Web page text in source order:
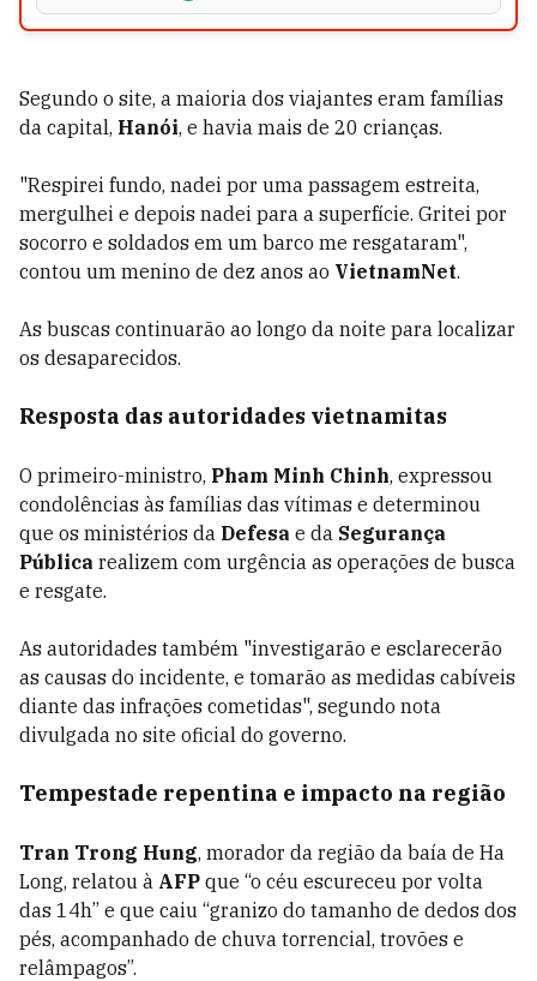
Segundo o site, a maioria dos viajantes eram famílias
da capital, Hanói, e havia mais de 20 crianças.
"Respirei fundo, nadei por uma passagem estreita,
mergulhei e depois nadei para a superfície. Gritei por
socorro e soldados em um barco me resgataram",
contou um menino de dez anos ao VietnamNet.
As buscas continuarão ao longo da noite para localizar
os desaparecidos.
Resposta das autoridades vietnamitas
O primeiro-ministro, Pham Minh Chinh, expressou
condolências às famílias das vítimas e determinou
que os ministérios da Defesa e da Segurança
Pública realizem com urgência as operações de busca
e resgate.
As autoridades também "investigarão e esclarecerão
as causas do incidente, e tomarão as medidas cabíveis
diante das infrações cometidas", segundo nota
divulgada no site oficial do governo.
Tempestade repentina e impacto na região
Tran Trong Hung, morador da região da baía de Ha
Long, relatou à AFP que “o céu escureceu por volta
das 14h” e que caiu “granizo do tamanho de dedos dos
pés, acompanhado de chuva torrencial, trovões e
relâmpagos”.